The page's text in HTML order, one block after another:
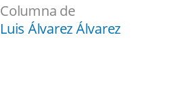
Columna de
Luis Álvarez Álvarez